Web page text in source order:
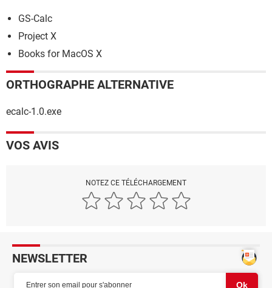
GS-Calc
Project X
Books for MacOS X
ORTHOGRAPHE ALTERNATIVE
ecalc-1.0.exe
VOS AVIS
NOTEZ CE TÉLÉCHARGEMENT
NEWSLETTER